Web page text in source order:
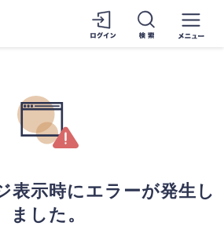
表示時にエラーが発生し
ました。